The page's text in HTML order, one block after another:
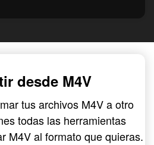
desde M4V
tus archivos M4V a otro
todas las herramientas
M4V al formato que quieras.